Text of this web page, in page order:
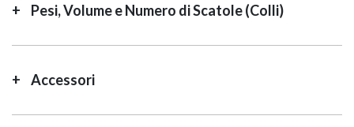
GIANO METAL –
Pesi, Volume e Numero di Scatole (Colli)
Accessori